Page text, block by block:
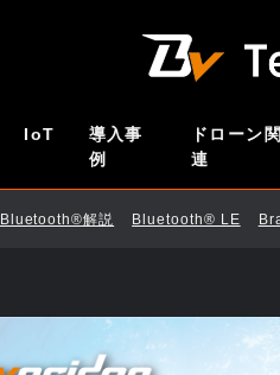
IoT
導入事
例
ドローン関
連
Bluetooth®解説 Bluetooth®︎ LE